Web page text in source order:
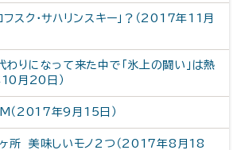
フスク・サハリンスキー」？（2017年11月
わりになって来た中で「氷上の闘い」は熱
月20日）
（2017年9月15日）
所 美味しいモノ2つ（2017年8月18